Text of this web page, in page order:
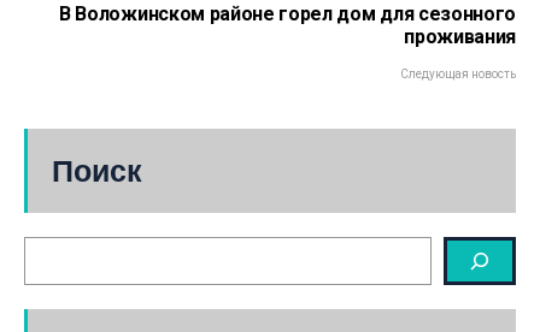
В Воложинском районе горел дом для сезонного
проживания
Следующая новость
Поиск